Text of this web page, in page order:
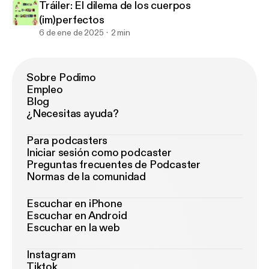
Tráiler: El dilema de los cuerpos
(im)perfectos
6 de ene de 2025 2 min
Sobre Podimo
Empleo
Blog
¿Necesitas ayuda?
Para podcasters
Iniciar sesión como podcaster
Preguntas frecuentes de Podcaster
Normas de la comunidad
Escuchar en iPhone
Escuchar en Android
Escuchar en la web
Instagram